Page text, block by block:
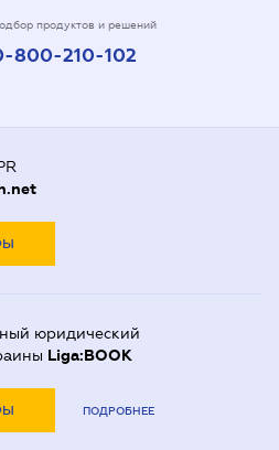
продуктов и решений
800-210-102
юридический
Liga:BOOK
ПОДРОБНЕЕ